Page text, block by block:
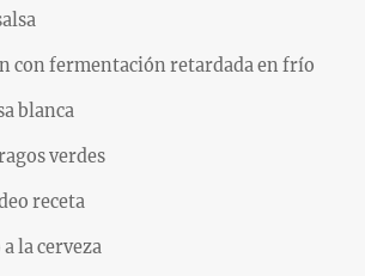
con fermentación retardada en frío
blanca
verdes
receta
la cerveza